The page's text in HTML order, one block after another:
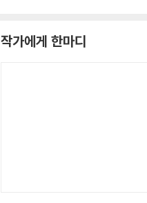
작가에게 한마디